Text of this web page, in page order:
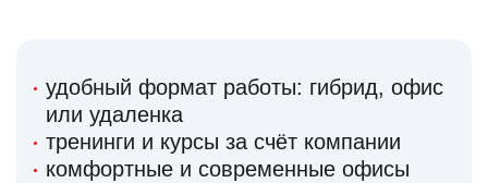
удобный формат работы: гибрид, офис
или удаленка
тренинги и курсы за счёт компании
комфортные и современные офисы